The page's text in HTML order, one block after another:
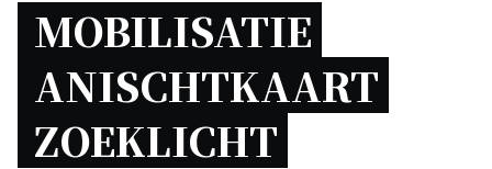
MOBILISATIE
ANISCHTKAART
ZOEKLICHT